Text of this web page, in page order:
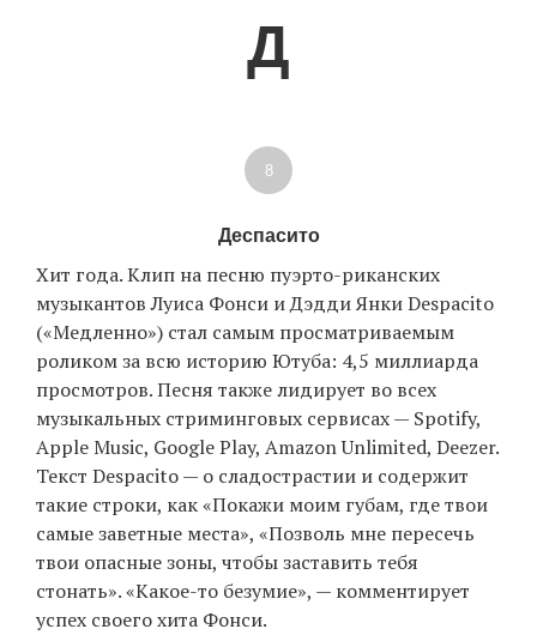
Д
8
Деспасито
Хит года. Клип на песню пуэрто-риканских
музыкантов Луиса Фонси и Дэдди Янки Despacito
(«Медленно») стал самым просматриваемым
роликом за всю историю Ютуба: 4,5 миллиарда
просмотров. Песня также лидирует во всех
музыкальных стриминговых сервисах — Spotify,
Apple Music, Google Play, Amazon Unlimited, Deezer.
Текст Despacito — о сладострастии и содержит
такие строки, как «Покажи моим губам, где твои
самые заветные места», «Позволь мне пересечь
твои опасные зоны, чтобы заставить тебя
стонать». «Какое-то безумие», — комментирует
успех своего хита Фонси.